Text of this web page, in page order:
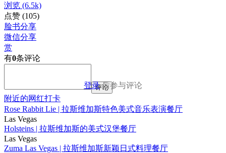
浏览 (6.5k)
点赞 (105)
脸书分享
微信分享
赏
有0条评论
登录后参与评论
评论
附近的网红打卡
Rose Rabbit Lie | 拉斯维加斯特色美式音乐表演餐厅
Las Vegas
Holsteins | 拉斯维加斯的美式汉堡餐厅
Las Vegas
Zuma Las Vegas | 拉斯维加斯新颖日式料理餐厅